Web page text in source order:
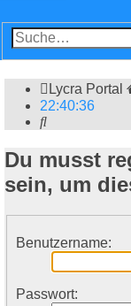
Lycra Portal
22:40:36
Suche
Du musst
sein, um
Benutzername:
Passwort: